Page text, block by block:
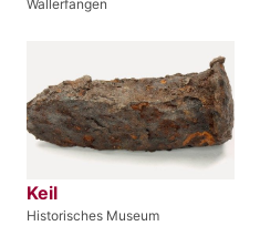
Wallerfangen
Keil
Historisches Museum